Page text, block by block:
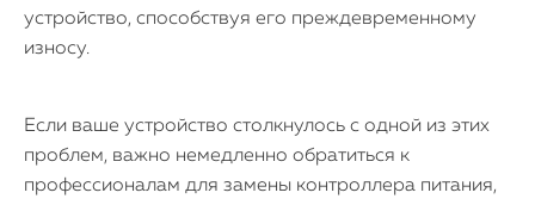
устройство, способствуя его преждевременному
износу.
Если ваше устройство столкнулось с одной из этих
проблем, важно немедленно обратиться к
профессионалам для замены контроллера питания,